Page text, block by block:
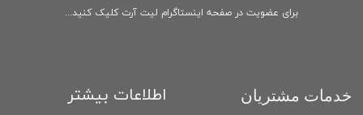
خدمات مشتریان اطلاعات بیشتر
برای عضویت در صفحه اینستاگرام لیت آرت کلیک کنید...